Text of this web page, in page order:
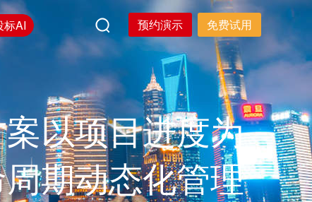
标AI 预约演示 免费试用
以项目进度为
期动态化管理